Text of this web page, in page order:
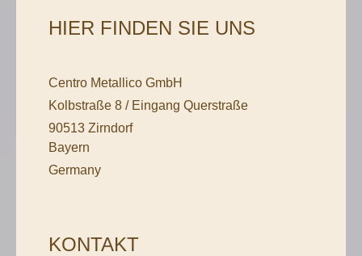
HIER FINDEN SIE UNS
Centro Metallico GmbH
Kolbstraße 8 / Eingang Querstraße
90513 Zirndorf
Bayern
Germany
KONTAKT